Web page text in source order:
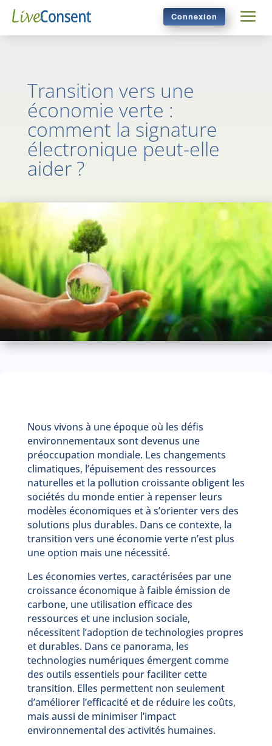
Connexion
Transition vers une
économie verte :
comment la signature
électronique peut-elle
aider ?
Nous vivons à une époque où les défis
environnementaux sont devenus une
préoccupation mondiale. Les changements
climatiques, l’épuisement des ressources
naturelles et la pollution croissante obligent les
sociétés du monde entier à repenser leurs
modèles économiques et à s’orienter vers des
solutions plus durables. Dans ce contexte, la
transition vers une économie verte n’est plus
une option mais une nécessité.
Les économies vertes, caractérisées par une
croissance économique à faible émission de
carbone, une utilisation efficace des
ressources et une inclusion sociale,
nécessitent l’adoption de technologies propres
et durables. Dans ce panorama, les
technologies numériques émergent comme
des outils essentiels pour faciliter cette
transition. Elles permettent non seulement
d’améliorer l’efficacité et de réduire les coûts,
mais aussi de minimiser l’impact
environnemental des activités humaines.